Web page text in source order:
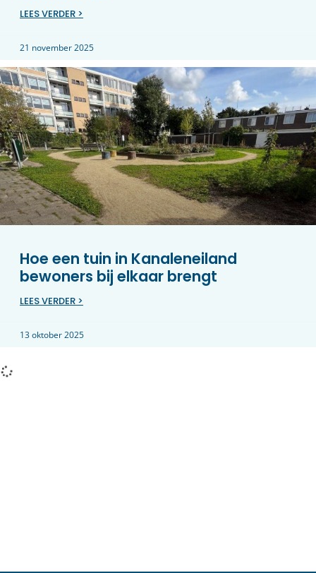
LEES VERDER >
21 november 2025
Hoe een tuin in Kanaleneiland
bewoners bij elkaar brengt
LEES VERDER >
13 oktober 2025